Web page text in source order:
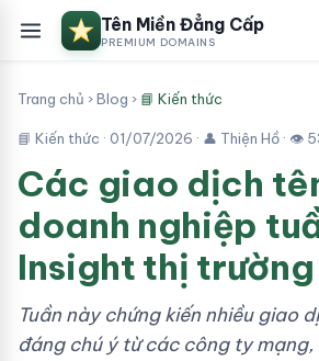
Tên Miền Đẳng Cấp
PREMIUM DOMAINS
Trang chủ ›Blog › 📘 Kiến thức
📘 Kiến thức · 01/07/2026 · 👤 Thiện Hồ · 👁
Các giao dịch
doanh nghiệp
Insight thị trường
Tuần này chứng kiến nhiều giao
đáng chú ý từ các công ty mạng,